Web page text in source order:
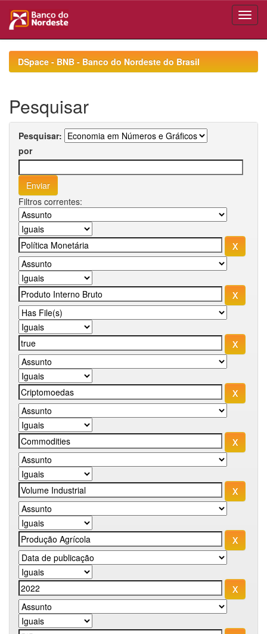
navigationDSpace - BNB - Banco do Nordeste do Brasil
Pesquisar
Pesquisar:
por
Filtros correntes: